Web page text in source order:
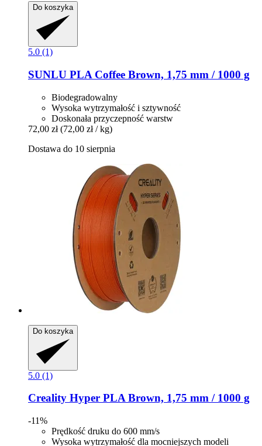
Do koszyka
5.0 (1)
SUNLU PLA Coffee Brown, 1,75 mm / 1000 g
Biodegradowalny
Wysoka wytrzymałość i sztywność
Doskonała przyczepność warstw
72,00 zł (72,00 zł / kg)
Dostawa do 10 sierpnia
Do koszyka
5.0 (1)
Creality Hyper PLA Brown, 1,75 mm / 1000 g
-11%
Prędkość druku do 600 mm/s
Wysoka wytrzymałość dla mocniejszych modeli